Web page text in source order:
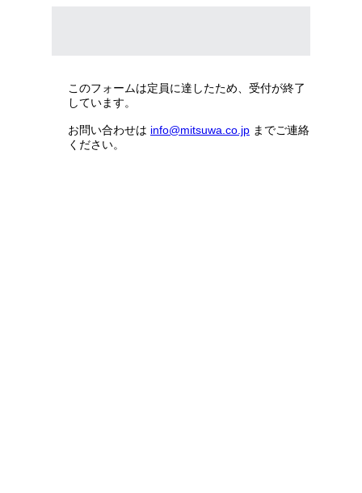
このフォームは定員に達したため、受付が終了
しています。
お問い合わせは info@mitsuwa.co.jp までご連絡
ください。